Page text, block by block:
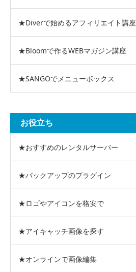
★Diverで始めるアフィリエイト講座
★Bloomで作るWEBマガジン講座
★SANGOでメニューボックス
お役立ち
★おすすめのレンタルサーバー
★バックアップのプラグイン
★ロゴやアイコンを格安で
★アイキャッチ画像を探す
★オンラインで画像編集